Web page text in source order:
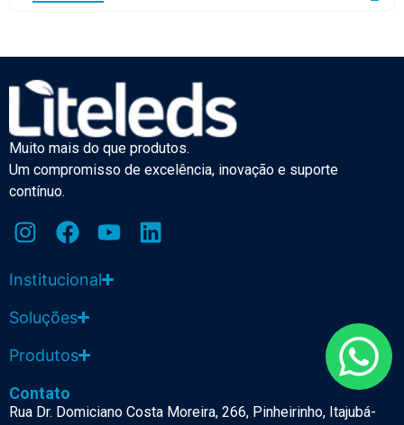
Muito mais do que produtos.
Um compromisso de excelência, inovação e suporte
contínuo.
Institucional
Soluções
Produtos
Contato
Rua Dr. Domiciano Costa Moreira, 266, Pinheirinho, Itajubá-